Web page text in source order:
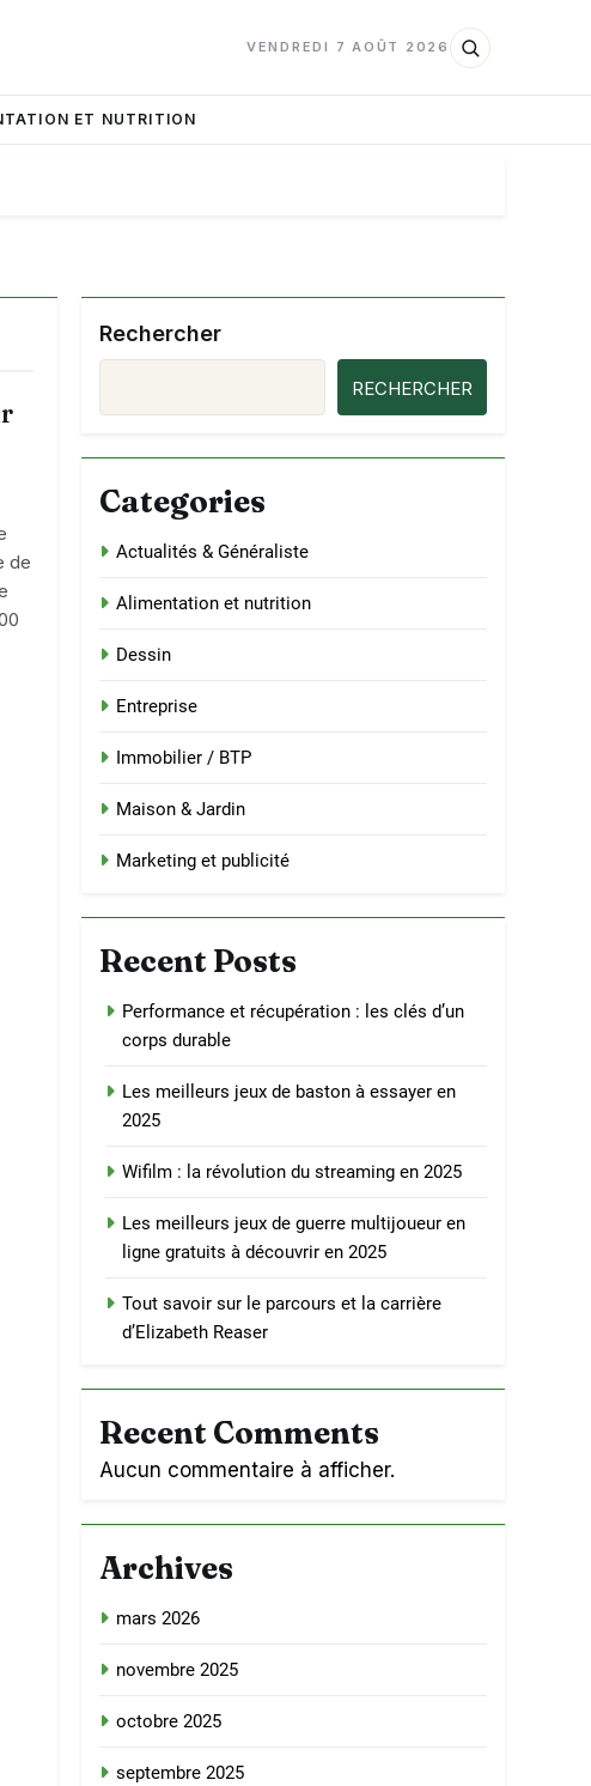
VENDREDI 7 AOÛT 2026
ET NUTRITION
de
Rechercher
RECHERCHER
Categories
Actualités & Généraliste
Alimentation et nutrition
Dessin
Entreprise
Immobilier / BTP
Maison & Jardin
Marketing et publicité
Recent Posts
Performance et récupération : les clés d’un
corps durable
Les meilleurs jeux de baston à essayer en
2025
Wifilm : la révolution du streaming en 2025
Les meilleurs jeux de guerre multijoueur en
ligne gratuits à découvrir en 2025
Tout savoir sur le parcours et la carrière
d’Elizabeth Reaser
Recent Comments
Aucun commentaire à afficher.
Archives
mars 2026
novembre 2025
octobre 2025
septembre 2025